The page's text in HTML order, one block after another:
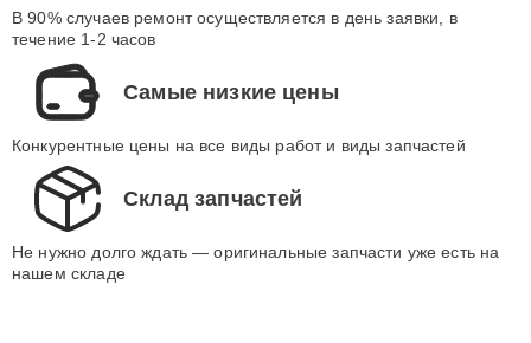
В 90% случаев ремонт осуществляется в день заявки, в
течение 1-2 часов
Самые низкие цены
Конкурентные цены на все виды работ и виды запчастей
Склад запчастей
Не нужно долго ждать — оригинальные запчасти уже есть на
нашем складе